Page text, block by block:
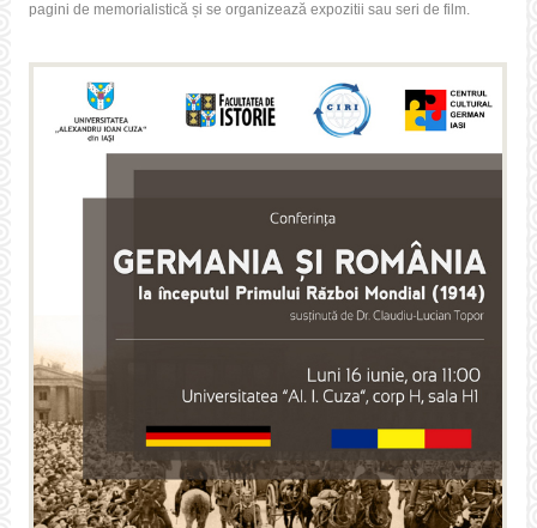
pagini de memorialistică și se organizează expozitii sau seri de film.